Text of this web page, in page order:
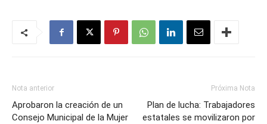
Nota anterior
Aprobaron la creación de un
Consejo Municipal de la Mujer
Próxima Nota
Plan de lucha: Trabajadores
estatales se movilizaron por